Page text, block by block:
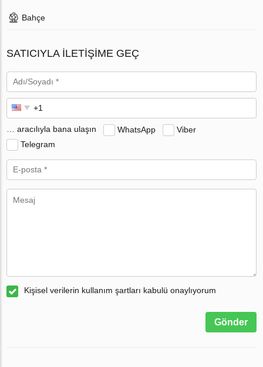
Bahçe
SATICIYLA ILETIŞIME GEÇ
… aracılıyla bana ulaşın WhatsApp
Viber
Telegram
Kişisel verilerin kullanım şartları kabulü onaylıyorum
Gönder